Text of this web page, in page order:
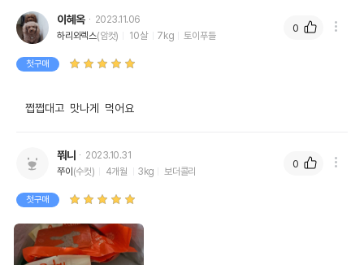
이혜옥
2023.11.06
하리와렉스(암컷) 10살 7kg 토이푸들
첫구매
   쩝쩝대고  맛나게  먹어요
0
쭤니
2023.10.31
쭈이 (수컷) 4개월 3kg 보더콜리
첫구매
0